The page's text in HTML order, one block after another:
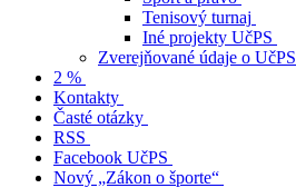
Tenisový turnaj
Iné projekty UčPS
Zverejňované údaje o UčPS
2 %
Kontakty
Časté otázky
RSS
Facebook UčPS
Nový „Zákon o športe“